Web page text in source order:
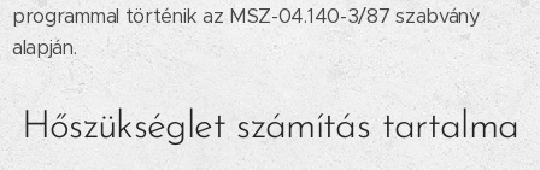
programmal történik az MSZ-04.140-3/87 szabvány
alapján.
Hőszükséglet számítás tartalma